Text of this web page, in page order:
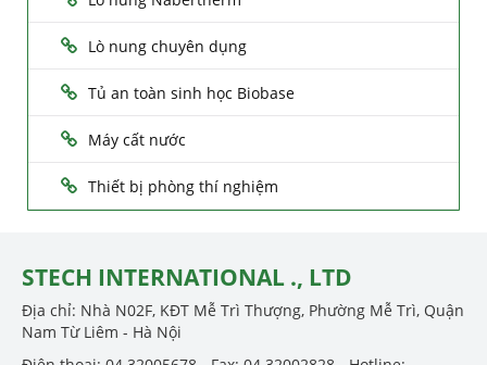
Lò nung chuyên dụng
Tủ an toàn sinh học Biobase
Máy cất nước
Thiết bị phòng thí nghiệm
STECH INTERNATIONAL ., LTD
Địa chỉ: Nhà N02F, KĐT Mễ Trì Thượng, Phường Mễ Trì, Quận
Nam Từ Liêm - Hà Nội